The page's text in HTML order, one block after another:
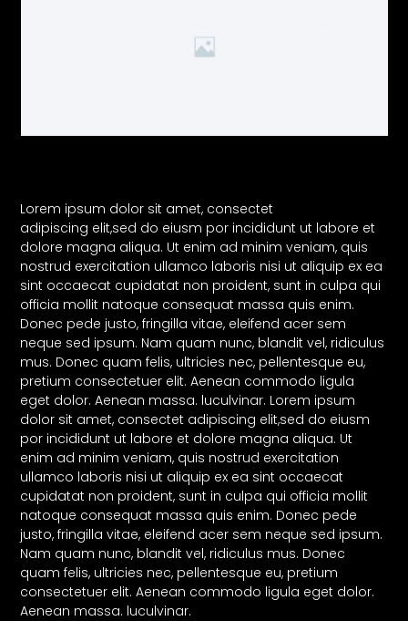
Lorem ipsum dolor sit amet, consectet
adipiscing elit,sed do eiusm por incididunt ut labore et
dolore magna aliqua. Ut enim ad minim veniam, quis
nostrud exercitation ullamco laboris nisi ut aliquip ex ea
sint occaecat cupidatat non proident, sunt in culpa qui
officia mollit natoque consequat massa quis enim.
Donec pede justo, fringilla vitae, eleifend acer sem
neque sed ipsum. Nam quam nunc, blandit vel, ridiculus
mus. Donec quam felis, ultricies nec, pellentesque eu,
pretium consectetuer elit. Aenean commodo ligula
eget dolor. Aenean massa. luculvinar. Lorem ipsum
dolor sit amet, consectet adipiscing elit,sed do eiusm
por incididunt ut labore et dolore magna aliqua. Ut
enim ad minim veniam, quis nostrud exercitation
ullamco laboris nisi ut aliquip ex ea sint occaecat
cupidatat non proident, sunt in culpa qui officia mollit
natoque consequat massa quis enim. Donec pede
justo, fringilla vitae, eleifend acer sem neque sed ipsum.
Nam quam nunc, blandit vel, ridiculus mus. Donec
quam felis, ultricies nec, pellentesque eu, pretium
consectetuer elit. Aenean commodo ligula eget dolor.
Aenean massa. luculvinar.